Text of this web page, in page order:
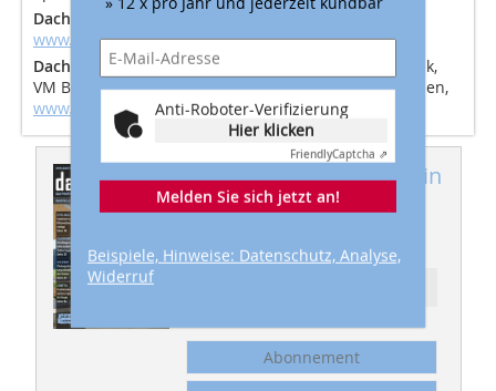
Dacharbeiten
Industrias Rogo, Polanco, Spanien,
www.industriasrogo.com
Dachdeckung„VMZinc Quartz-Zinc“ in Stehfalztechnik,
VM Building Solutions Deutschland GmbH, 45326 Essen,
www.vmzinc.de
Dieser Artikel erschien in
dach+holzbau
08/2019
Abonnement
Anti-Roboter-Verifizierung
Hier klicken
FriendlyCaptcha ⇗
Melden Sie sich jetzt an!
Beispiele, Hinweise: Datenschutz, Analyse,
Widerruf